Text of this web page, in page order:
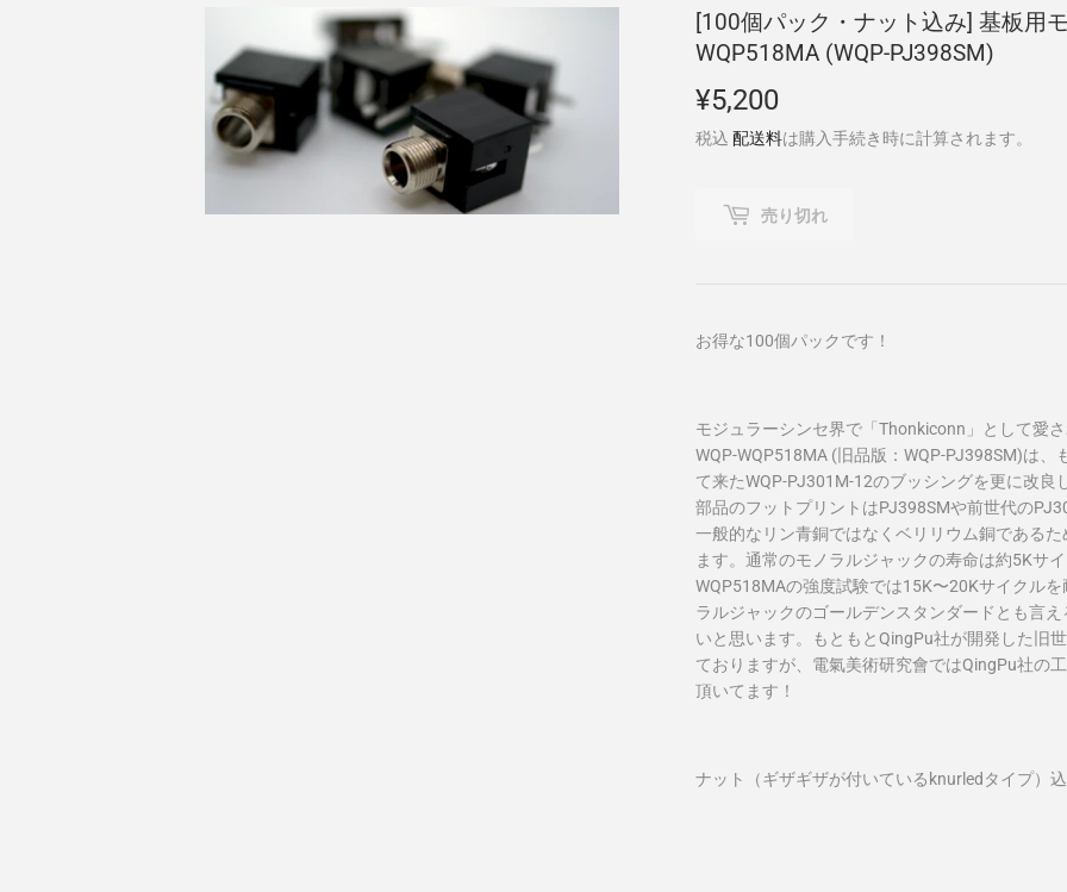
[100個パック・ナット込み] 基板用
WQP518MA (WQP-PJ398SM)
¥5,200
税込 配送料は購入手続き時に計算されます。
売り切れ
お得な100個パックです！
モジュラーシンセ界で「Thonkiconn」として愛
WQP-WQP518MA (旧品版：WQP-PJ398SM)は
て来たWQP-PJ301M-12のブッシングを更に改良
部品のフットプリントはPJ398SMや前世代の
一般的なリン青銅ではなくベリリウム銅である
ます。通常のモノラルジャックの寿命は約5Kサイ
WQP518MAの強度試験では15K〜20Kサイクル
ラルジャックのゴールデンスタンダードとも言
いと思います。もともとQingPu社が開発した旧
ておりますが、電氣美術研究會ではQingPu社の
頂いてます！
ナット（ギザギザが付いているknurledタイプ）込